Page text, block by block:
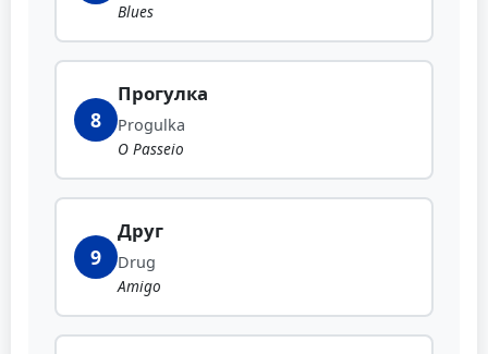
Blues
8
Прогулка
Progulka
O Passeio
9
Друг
Drug
Amigo